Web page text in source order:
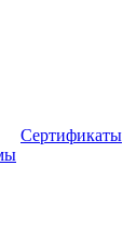
Сертификаты